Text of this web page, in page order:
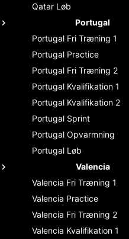
Qatar Løb
Portugal
Portugal Fri Træning 1
Portugal Practice
Portugal Fri Træning 2
Portugal Kvalifikation 1
Portugal Kvalifikation 2
Portugal Sprint
Portugal Opvarmning
Portugal Løb
Valencia
Valencia Fri Træning 1
Valencia Practice
Valencia Fri Træning 2
Valencia Kvalifikation 1